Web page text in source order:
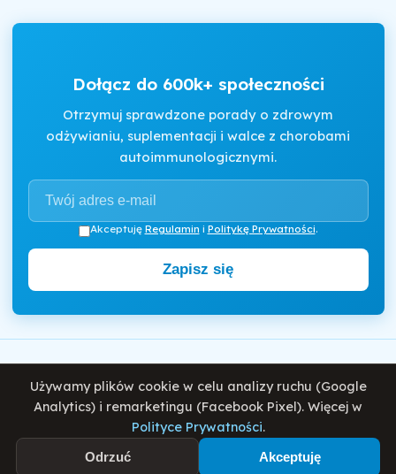
Dołącz do 600k+ społeczności
Otrzymuj sprawdzone porady o zdrowym
odżywianiu, suplementacji i walce z chorobami
autoimmunologicznymi.
Akceptuję Regulamin i Politykę Prywatności.
Zapisz się
© 2026 Damian Wiatrowski. Wszelkie prawa zastrzeżone.
Polityka Prywatności RegulaminO mnieBlog
Używamy plików cookie w celu analizy ruchu (Google
Analytics) i remarketingu (Facebook Pixel). Więcej w
Polityce Prywatności.
Odrzuć Akceptuję